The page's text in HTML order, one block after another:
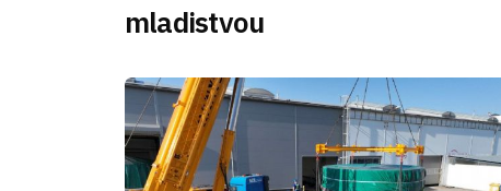
mladistvou